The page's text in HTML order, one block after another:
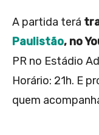
A partida terá
Paulistão, no
PR no Estádio
Horário: 21h. E
quem